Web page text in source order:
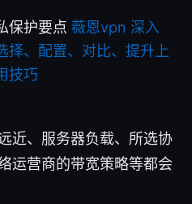
保护要点 薇恩vpn 深入
择、配置、对比、提升上
技巧
近、服务器负载、所选协
运营商的带宽策略等都会